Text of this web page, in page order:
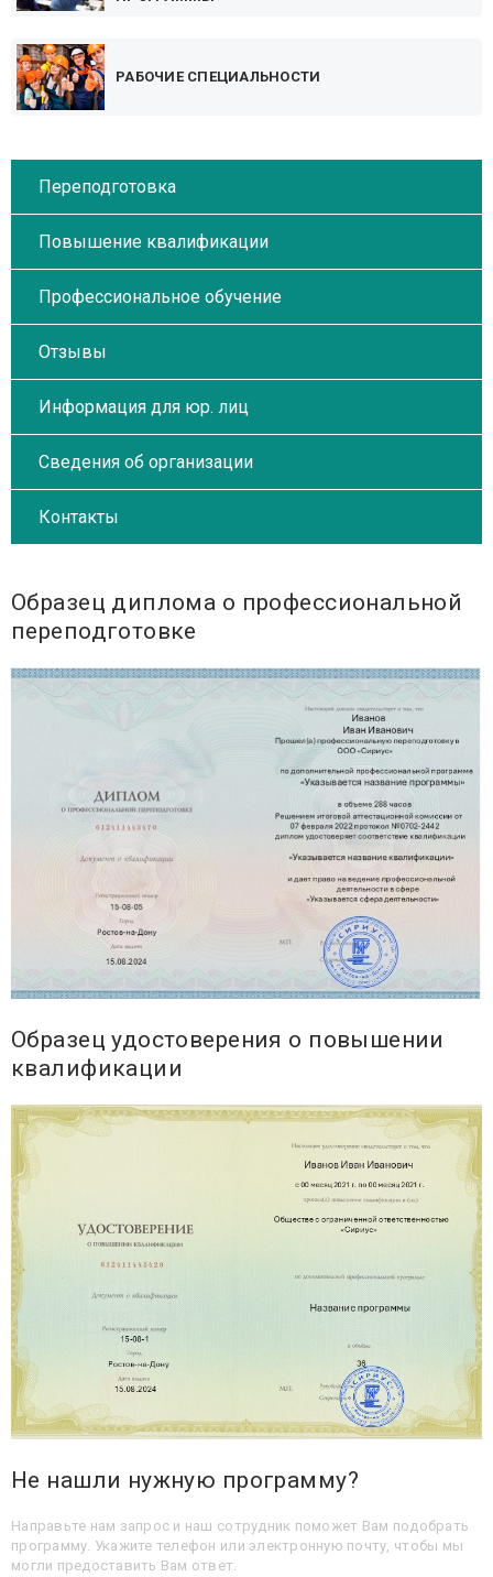
РАБОЧИЕ СПЕЦИАЛЬНОСТИ
Переподготовка
Повышение квалификации
Профессиональное обучение
Отзывы
Информация для юр. лиц
Сведения об организации
Контакты
Образец диплома о профессиональной
переподготовке
Образец удостоверения о повышении
квалификации
Не нашли нужную программу?
Направьте нам запрос и наш сотрудник поможет Вам подобрать
программу. Укажите телефон или электронную почту, чтобы мы
могли предоставить Вам ответ.